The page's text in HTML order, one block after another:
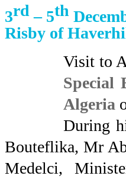
3rd – 5th
Risby of Haverhi
Visit to
Special
Algeria
During
Bouteflika, Mr
Medelci,